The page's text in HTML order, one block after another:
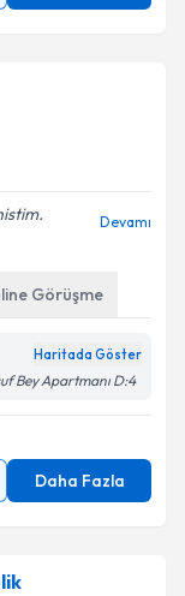
Devamı
Görüşme
Haritada Göster
Bey Apartmanı D:4
Daha Fazla